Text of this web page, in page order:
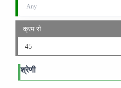
क्रम से
45
श्रेणी